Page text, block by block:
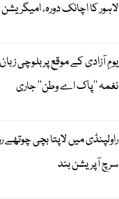
لاہور کا اچانک دورہ،
یومِ آزادی کے موقع پر بلوچی
نغمہ ’’پاک اے وطن‘‘ جاری
راولپنڈی میں لاپتا بچی
سرچ آپریشن بند